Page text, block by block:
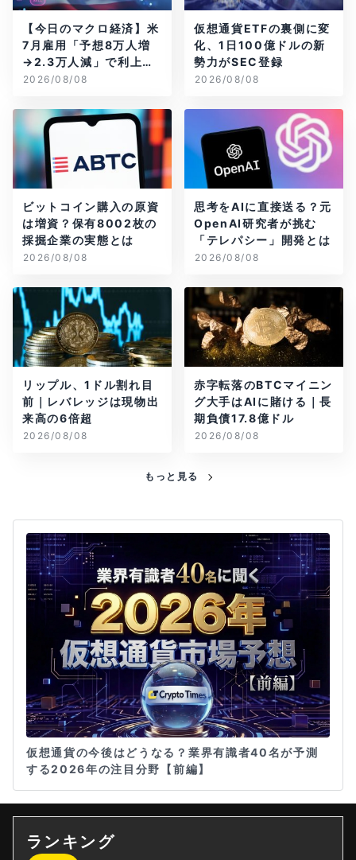
【今日のマクロ経済】米
7月雇用「予想8万人増
→2.3万人減」で利上げ
観測後退
2026/08/08
仮想通貨ETFの裏側に変
化、1日100億ドルの新
勢力がSEC登録
2026/08/08
ビットコイン購入の原資
は増資？保有8002枚の
採掘企業の実態とは
2026/08/08
思考をAIに直接送る？元
OpenAI研究者が挑む
「テレパシー」開発とは
2026/08/08
リップル、1ドル割れ目
前｜レバレッジは現物出
来高の6倍超
2026/08/08
赤字転落のBTCマイニン
グ大手はAIに賭ける｜長
期負債17.8億ドル
2026/08/08
もっと見る
仮想通貨の今後はどうなる？業界有識者40名が予測
する2026年の注目分野【前編】
ランキング